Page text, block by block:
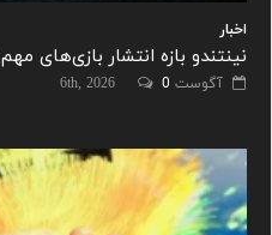
اخبار
نینتندو بازه انتشار بازی‌های مهم Switch 2 را بار دیگر تأیید کرد
آگوست 6th, 2026 0